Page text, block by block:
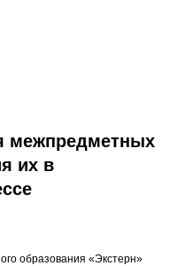
межпредметных
их в
образования «Экстерн»